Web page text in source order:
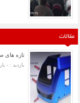
مقالات
تازه های
بازدید : - بار ، 17